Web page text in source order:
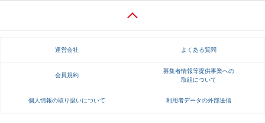
運営会社 よくある質問
会員規約
募集者情報等提供事業への
取組について
個人情報の取り扱いについて 利用者データの外部送信